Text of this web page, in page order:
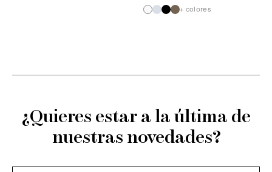
+ colores
¿Quieres estar a la última de
nuestras novedades?